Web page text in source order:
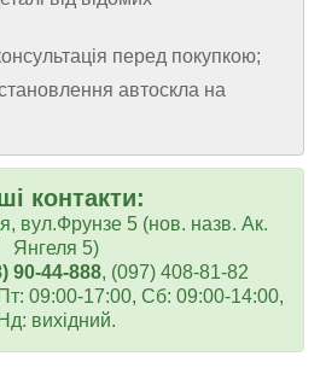
перед покупкою;
автоскла на
контакти:
вул.Фрунзе 5 (нов. назв. Ак.
Янгеля 5)
90-44-888, (097) 408-81-82
09:00-17:00, Сб: 09:00-14:00,
Нд: вихідний.